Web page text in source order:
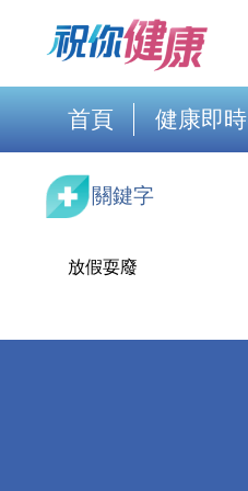
首頁 健康即時
關鍵字
放假耍廢